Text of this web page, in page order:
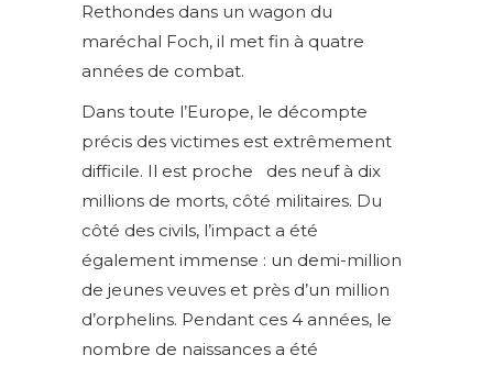
Rethondes dans un wagon du
maréchal Foch, il met fin à quatre
années de combat.
Dans toute l’Europe, le décompte
précis des victimes est extrêmement
difficile. Il est proche des neuf à dix
millions de morts, côté militaires. Du
côté des civils, l’impact a été
également immense : un demi-million
de jeunes veuves et près d’un million
d’orphelins. Pendant ces 4 années, le
nombre de naissances a été